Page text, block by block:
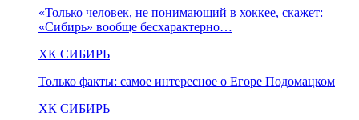
«Только человек, не понимающий в хоккее, скажет:
«Сибирь» вообще бесхарактерно…
ХК СИБИРЬ
Только факты: самое интересное о Егоре Подомацком
ХК СИБИРЬ